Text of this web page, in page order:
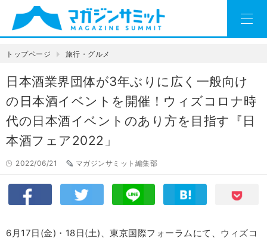
トップページ 旅行・グルメ
日本酒業界団体が3年ぶりに広く一般向け
の日本酒イベントを開催！ウィズコロナ時
代の日本酒イベントのあり方を目指す『日
本酒フェア2022」
2022/06/21 マガジンサミット編集部
6月17日(金)・18日(土)、東京国際フォーラムにて、ウィズコ